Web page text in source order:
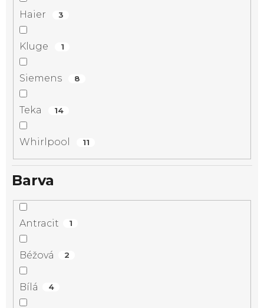
Haier 3
Kluge 1
Siemens 8
Teka 14
Whirlpool 11
Barva
Antracit 1
Béžová 2
Bílá 4